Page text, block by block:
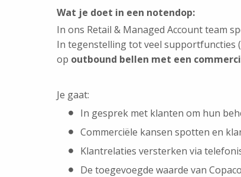
Wat je doet in een notendop:
In ons Retail & Managed Account team
In tegenstelling tot veel supportfuncties
op outbound bellen met een
Je gaat:
In gesprek met klanten om hun
Commerciële kansen spotten en
Klantrelaties versterken via
De toegevoegde waarde van